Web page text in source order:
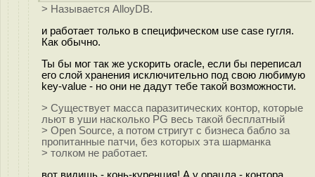
> Называется AlloyDB.
и работает только в специфическом use case гугля.
Как обычно.
Ты бы мог так же ускорить oracle, если бы переписал
его слой хранения исключительно под свою любимую
key-value - но они не дадут тебе такой возможности.
> Существует масса паразитических контор, которые
льют в уши насколько PG весь такой бесплатный
> Open Source, а потом стригут с бизнеса бабло за
пропитанные патчи, без которых эта шарманка
> толком не работает.
вот видишь - конь-куренция! А у орацла - контора